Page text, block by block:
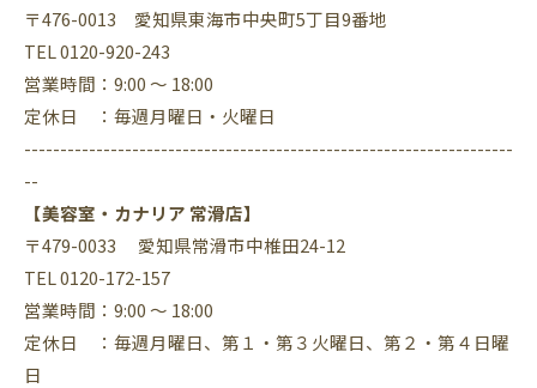
〒476-0013 愛知県東海市中央町5丁目9番地
TEL 0120-920-243
営業時間：9:00 ～ 18:00
定休日 ：毎週月曜日・火曜日
--------------------------------------------------------------------
--
【美容室・カナリア 常滑店】
〒479-0033 愛知県常滑市中椎田24-12
TEL 0120-172-157
営業時間：9:00 ～ 18:00
定休日 ：毎週月曜日、第１・第３火曜日、第２・第４日曜
日